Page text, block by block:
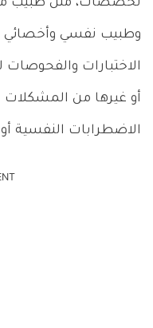
وطبيب نفسي
الاختبارات
أو غيرها من المشكلات
الاضطرابات النفسية أو